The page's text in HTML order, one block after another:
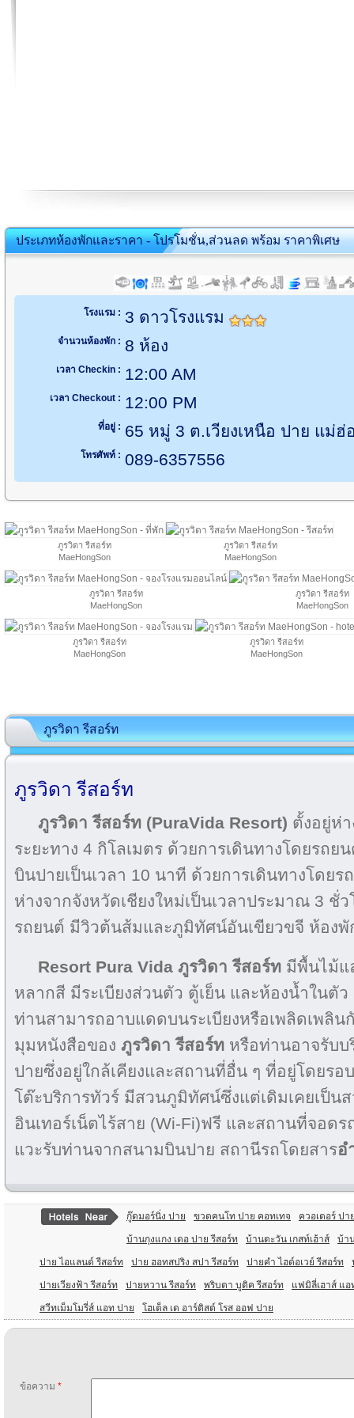
ประเภทห้องพักและราคา - โปรโมชั่น,ส่วนลด พร้อม ราคาพิเศษ
โรงแรม : 3 ดาวโรงแรม
จำนวนห้องพัก : 8 ห้อง
เวลา Checkin : 12:00 AM
เวลา Checkout : 12:00 PM
ที่อยู่ : 65 หมู่ 3 ต.เวียงเหนือ ปาย แม่ฮ่
โทรศัพท์ : 089-6357556
ภูรวิดา รีสอร์ท
MaeHongSon
ภูรวิดา รีสอร์ท
MaeHongSon
ภูรวิดา รีสอร์ท
MaeHongSon
ภูรวิดา รีสอร์ท
MaeHongSon
ภูรวิดา รีสอร์ท
MaeHongSon
ภูรวิดา รีสอร์ท
MaeHongSon
ภูรวิดา รีสอร์ท
ภูรวิดา รีสอร์ท
ภูรวิดา รีสอร์ท (PuraVida Resort) ตั้งอยู่ห่า
ระยะทาง 4 กิโลเมตร ด้วยการเดินทางโดยรถ
บินปายเป็นเวลา 10 นาที ด้วยการเดินทางโดย
ห่างจากจังหวัดเชียงใหม่เป็นเวลาประมาณ 3 ชั่
รถยนต์ มีวิวต้นส้มและภูมิทัศน์อันเขียวขจี ห้องพั
Resort Pura Vida ภูรวิดา รีสอร์ท มีพื้นไม้แ
หลากสี มีระเบียงส่วนตัว ตู้เย็น และห้องน้ำในตั
ท่านสามารถอาบแดดบนระเบียงหรือเพลิดเพลิน
มุมหนังสือของ ภูรวิดา รีสอร์ท หรือท่านอาจรับบ
ปายซึ่งอยู่ใกล้เคียงและสถานที่อื่น ๆ ที่อยู่โดยรอ
โต๊ะบริการทัวร์ มีสวนภูมิทัศน์ซึ่งแต่เดิมเคยเป็น
อินเทอร์เน็ตไร้สาย (Wi-Fi)ฟรี และสถานที่จอด
แวะรับท่านจากสนามบินปาย สถานีรถโดยสารอ
กู๊ดมอร์นิ่ง ปาย ขวดคนโท ปาย คอทเทจ ควอเตอร์ ปา
บ้านกุงแกง เดอ ปาย รีสอร์ท บ้านตะวัน เกสท์เฮ้าส์ บ้า
ปาย ไอแลนด์ รีสอร์ท ปาย ฮอทสปริง สปา รีสอร์ท ปายคํา ไฮด์อเวย์ รีสอร์ท
ปายเวียงฟ้า รีสอร์ท ปายหวาน รีสอร์ท พริบตา บูติค รีสอร์ท แฟมิลี่เฮาส์ แอ
สวีทเม็มโมรี่ส์ แอท ปาย โฮเต็ล เด อาร์ติสต์ โรส ออฟ ปาย
ข้อความ *